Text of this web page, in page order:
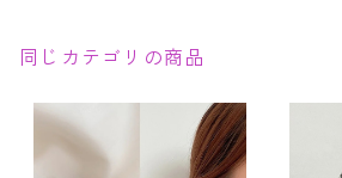
同じカテゴリの商品